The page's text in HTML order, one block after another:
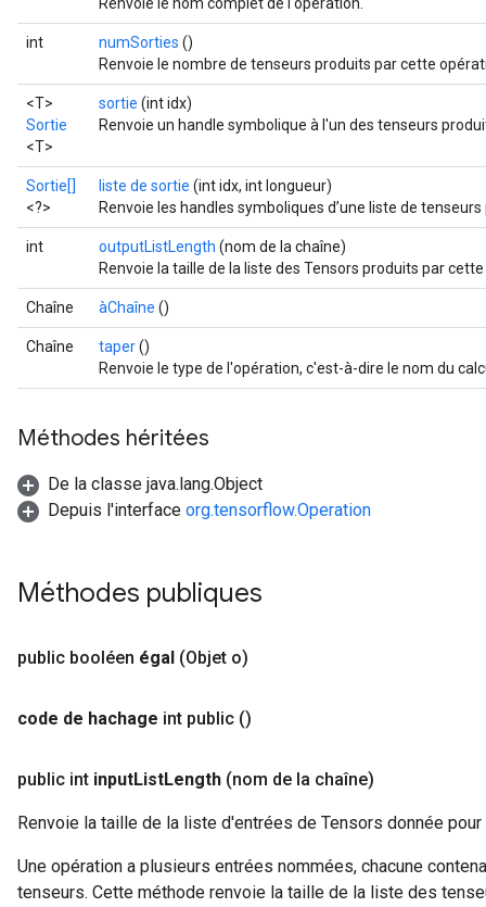
int numSorties ()
Renvoie le nombre de tenseurs produits par cette
<T>
Sortie
<T>
sortie (int idx)
Renvoie un handle symbolique à l'un des tenseurs
Sortie[]
<?>
liste de sortie (int idx, int longueur)
Renvoie les handles symboliques d’une liste de
int outputListLength (nom de la chaîne)
Renvoie la taille de la liste des Tensors produits par
Chaîne àChaîne ()
Chaîne taper()
Renvoie le type de l'opération, c'est-à-dire le nom du
Méthodes héritées
De la classe java.lang.Object
Depuis l'interface org.tensorflow.Operation
Méthodes publiques
public booléen égal (Objet o)
code de hachage int public ()
public int inputListLength (nom de la chaîne)
Renvoie la taille de la liste d'entrées de Tensors donnée
Une opération a plusieurs entrées nommées, chacune
tenseurs. Cette méthode renvoie la taille de la liste des